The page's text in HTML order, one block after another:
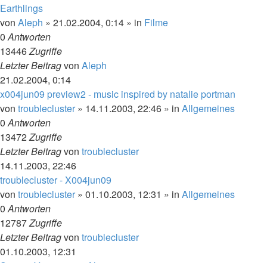
Earthlings
von Aleph » 21.02.2004, 0:14 » in Filme
0Antworten
13446Zugriffe
Letzter Beitragvon Aleph
21.02.2004, 0:14
x004jun09 preview2 - music inspired by natalie portman
von troublecluster » 14.11.2003, 22:46 » in Allgemeines
0Antworten
13472Zugriffe
Letzter Beitragvon troublecluster
14.11.2003, 22:46
troublecluster - X004jun09
von troublecluster » 01.10.2003, 12:31 » in Allgemeines
0Antworten
12787Zugriffe
Letzter Beitragvon troublecluster
01.10.2003, 12:31